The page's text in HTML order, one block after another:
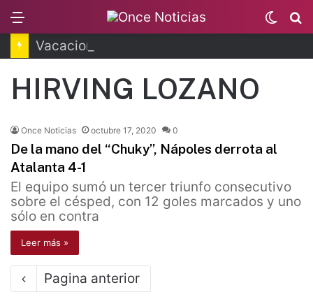
Switch
skin
HIRVING LOZANO
Once Noticias octubre 17, 2020 0
De la mano del “Chuky”, Nápoles derrota al
Atalanta 4-1
El equipo sumó un tercer triunfo consecutivo
sobre el césped, con 12 goles marcados y uno
sólo en contra
Leer más »
Pagina anterior